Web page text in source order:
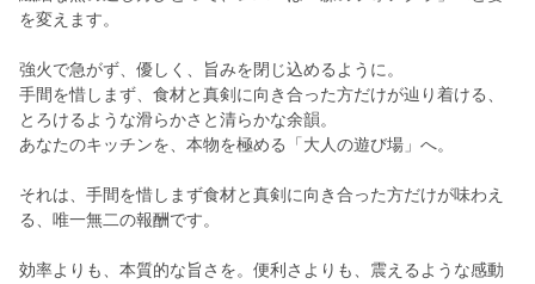
を変えます。
強火で急がず、優しく、旨みを閉じ込めるように。
手間を惜しまず、食材と真剣に向き合った方だけが辿り着ける、
とろけるような滑らかさと清らかな余韻。
あなたのキッチンを、本物を極める「大人の遊び場」へ。
それは、手間を惜しまず食材と真剣に向き合った方だけが味わえ
る、唯一無二の報酬です。
効率よりも、本質的な旨さを。便利さよりも、震えるような感動